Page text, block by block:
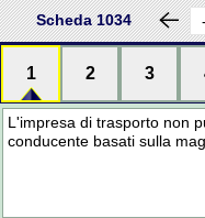
Scheda 1034
1 2 3
L'impresa di trasporto non
conducente basati sulla